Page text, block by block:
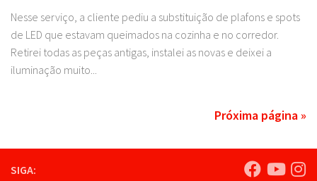
Nesse serviço, a cliente pediu a substituição de plafons e spots
de LED que estavam queimados na cozinha e no corredor.
Retirei todas as peças antigas, instalei as novas e deixei a
iluminação muito...
Próxima página »
SIGA: